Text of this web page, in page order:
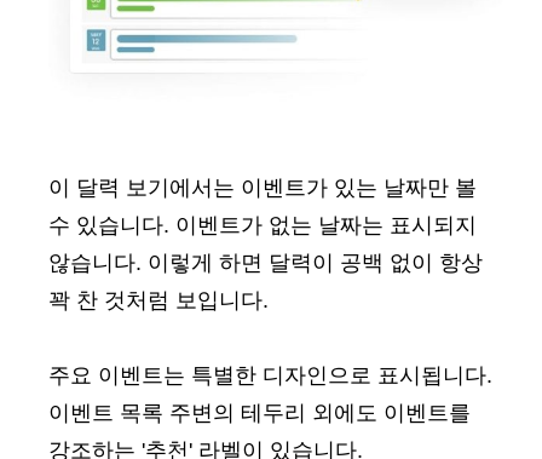
이 달력 보기에서는 이벤트가 있는 날짜만 볼
수 있습니다. 이벤트가 없는 날짜는 표시되지
않습니다. 이렇게 하면 달력이 공백 없이 항상
꽉 찬 것처럼 보입니다.
주요 이벤트는 특별한 디자인으로 표시됩니다.
이벤트 목록 주변의 테두리 외에도 이벤트를
강조하는 '추천' 라벨이 있습니다.